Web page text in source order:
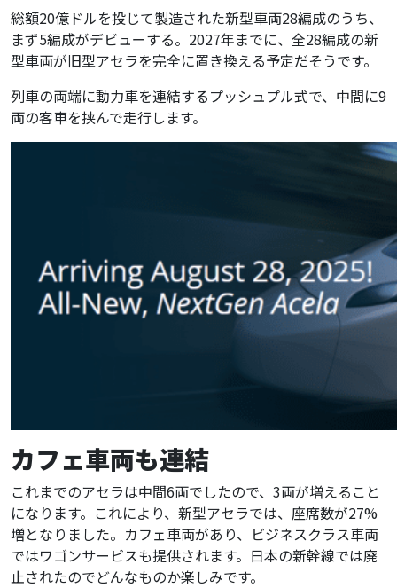
総額20億ドルを投じて製造された新型車両28編成のうち、
まず5編成がデビューする。2027年までに、全28編成の新
型車両が旧型アセラを完全に置き換える予定だそうです。
列車の両端に動力車を連結するプッシュプル式で、中間に9
両の客車を挟んで走行します。
カフェ車両も連結
これまでのアセラは中間6両でしたので、3両が増えること
になります。これにより、新型アセラでは、座席数が27%
増となりました。カフェ車両があり、ビジネスクラス車両
ではワゴンサービスも提供されます。日本の新幹線では廃
止されたのでどんなものか楽しみです。